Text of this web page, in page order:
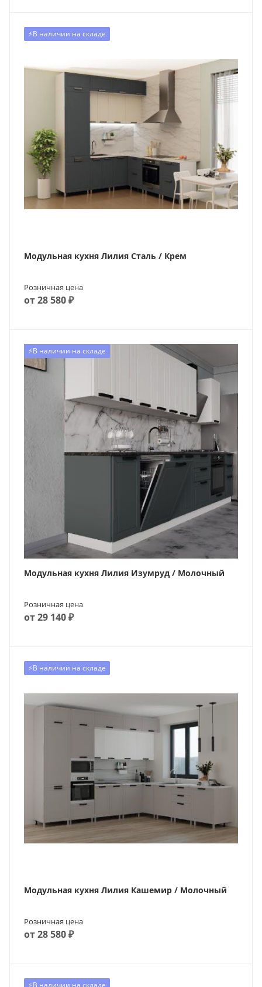
⚡️В наличии на складе
Модульная кухня Лилия Сталь / Крем
Розничная цена
от 28 580 ₽
⚡️В наличии на складе
Модульная кухня Лилия Изумруд / Молочный
Розничная цена
от 29 140 ₽
⚡️В наличии на складе
Модульная кухня Лилия Кашемир / Молочный
Розничная цена
от 28 580 ₽
⚡️В наличии на складе